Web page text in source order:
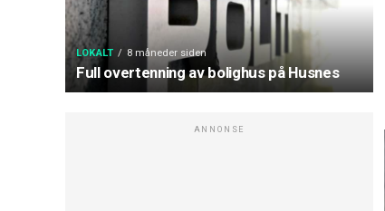
LOKALT 8 måneder siden
Full overtenning av bolighus på Husnes
ANNONSE